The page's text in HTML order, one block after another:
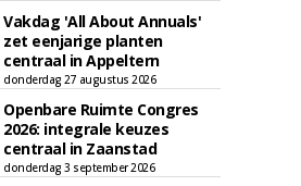
Vakdag 'All About Annuals'
zet eenjarige planten
centraal in Appeltern
donderdag 27 augustus 2026
Openbare Ruimte Congres
2026: integrale keuzes
centraal in Zaanstad
donderdag 3 september 2026